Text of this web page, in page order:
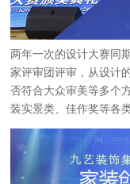
两年一次的设计大赛同
家评审团评审， 从设计
否符合大众审美等多个
装实景类、佳作奖等各